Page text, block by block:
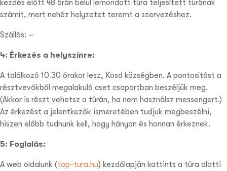
kezdés előtt 48 órán belül lemondott túra teljesített túrának
számít, mert nehéz helyzetet teremt a szervezéshez.
Szállás: –
4: Érkezés a helyszínre:
A találkozó 10.30 órakor lesz, Kosd községben. A pontosítást a
résztvevőkből megalakuló cset csoportban beszéljük meg.
(Akkor is részt vehetsz a túrán, ha nem használsz messengert.)
Az érkezést a jelentkezők ismeretében tudjuk megbeszélni,
hiszen előbb tudnunk kell, hogy hányan és honnan érkeznek.
5: Foglalás:
A web oldalunk (top-tura.hu) kezdőlapján kattints a túra alatti